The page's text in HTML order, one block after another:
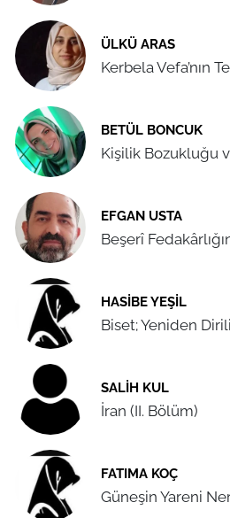
ÜLKÜ ARAS
Kerbela Vefa’nın
BETÜL BONCUK
Kişilik Bozukluğu
EFGAN USTA
Beşerî
HASIBE YEŞIL
Biset; Yeniden
SALIH KUL
İran (II. Bölüm)
FATIMA KOÇ
Güneşin Yareni